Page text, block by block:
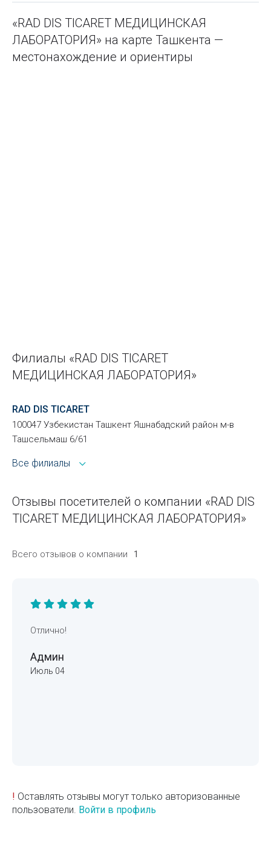
«RAD DIS TICARET МЕДИЦИНСКАЯ
ЛАБОРАТОРИЯ» на карте Ташкента —
местонахождение и ориентиры
Филиалы «RAD DIS TICARET
МЕДИЦИНСКАЯ ЛАБОРАТОРИЯ»
RAD DIS TICARET
100047 Узбекистан Ташкент Яшнабадский район м-в
Ташсельмаш 6/61
Все филиалы
Отзывы посетителей о компании «RAD DIS
TICARET МЕДИЦИНСКАЯ ЛАБОРАТОРИЯ»
Всего отзывов о компании 1
Отлично!
Админ
Июль 04
! Оставлять отзывы могут только авторизованные
пользователи. Войти в профиль